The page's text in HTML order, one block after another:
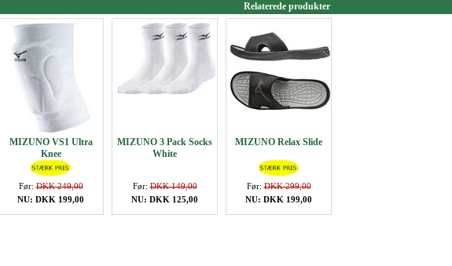
Relaterede produkter
MIZUNO VS1 Ultra
Knee
Før:DKK 249,00
NU: DKK 199,00
MIZUNO 3 Pack Socks
White
Før:DKK 149,00
NU: DKK 125,00
MIZUNO Relax Slide
Før:DKK 299,00
NU: DKK 199,00